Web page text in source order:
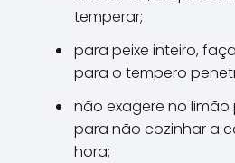
temperar;
para peixe inteiro,
para o tempero
não exagere no
para não cozinhar a
hora;